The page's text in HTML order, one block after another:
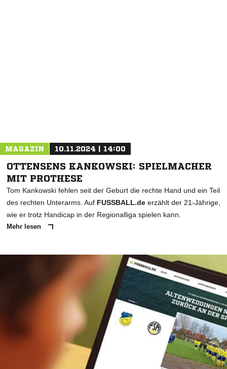
MAGAZIN 10.11.2024 | 14:00
OTTENSENS KANKOWSKI: SPIELMACHER
MIT PROTHESE
Tom Kankowski fehlen seit der Geburt die rechte Hand und ein Teil
des rechten Unterarms. Auf FUSSBALL.de erzählt der 21-Jährige,
wie er trotz Handicap in der Regionalliga spielen kann.
Mehr lesen